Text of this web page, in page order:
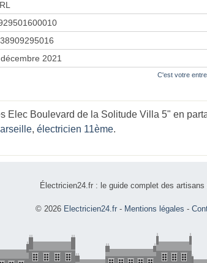
2021
C'est votre
Elec Boulevard de la Solitude Villa 5" en
, électricien 11ème.
Électricien24.fr : le guide complet des artisans
© 2026 Electricien24.fr - Mentions légales -